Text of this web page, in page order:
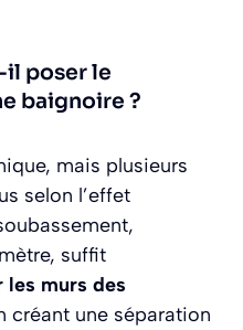
poser le
baignoire ?
mais plusieurs
selon l’effet
suffit
les murs des
créant une séparation